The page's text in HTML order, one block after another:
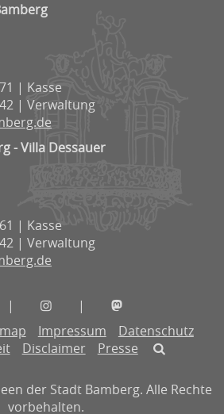
| Kasse
| Verwaltung
- Villa Dessauer
| Kasse
| Verwaltung
|
Museen
Stadt
Bamberg
Instagram
|
der
Stadt
Bamberg
Mastodon
Impressum
Datenschutz
Disclaimer Presse
der Stadt Bamberg. Alle Rechte
vorbehalten.